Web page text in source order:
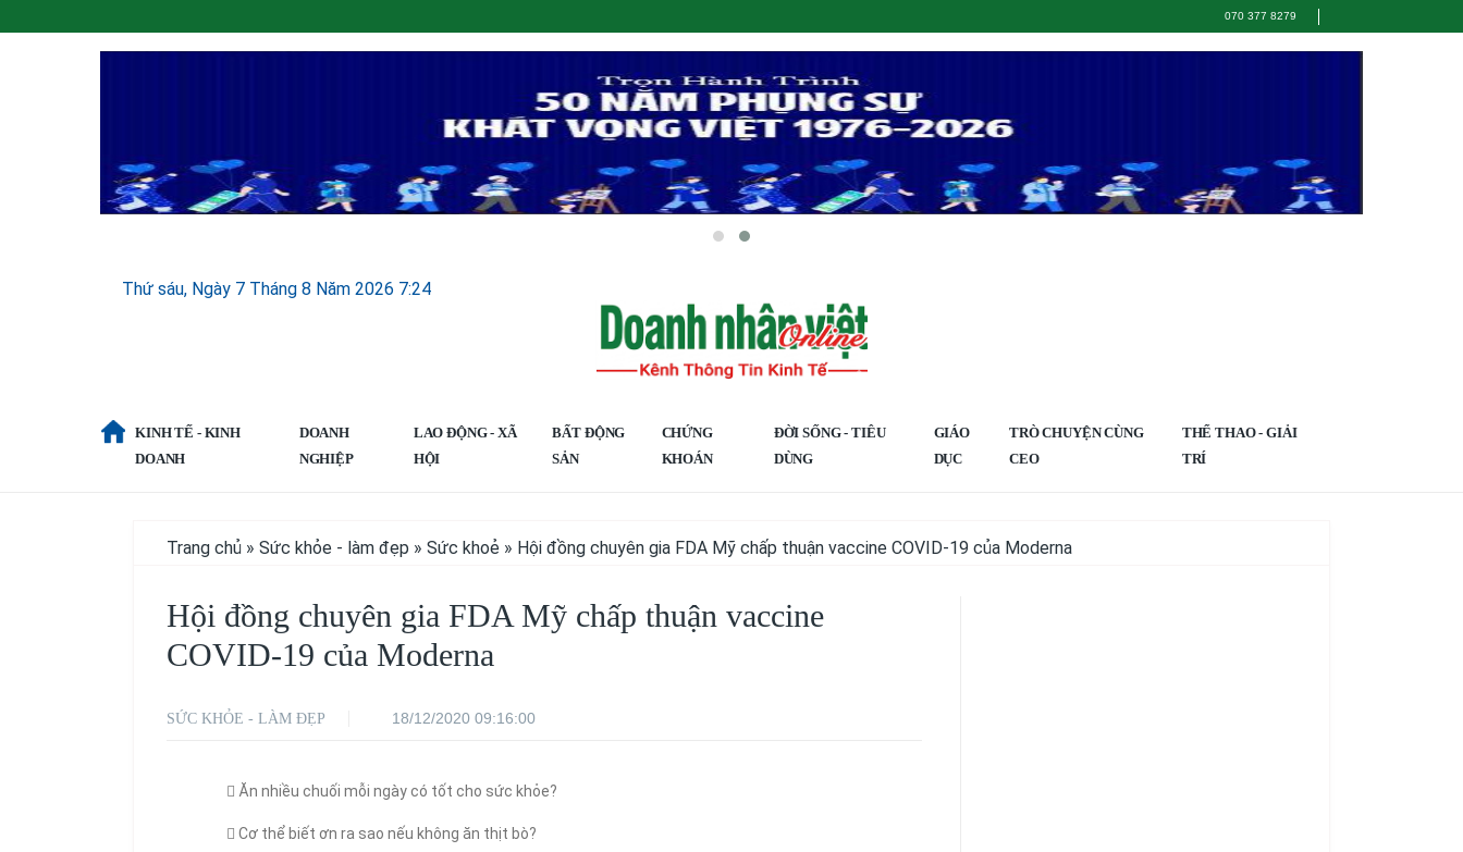
070 377 8279
Thứ sáu, Ngày 7 Tháng 8 Năm 2026 7:24
KINH TẾ - KINH
DOANH
DOANH
NGHIỆP
LAO ĐỘNG - XÃ
HỘI
BẤT ĐỘNG
SẢN
CHỨNG
KHOÁN
ĐỜI SỐNG - TIÊU
DÙNG
GIÁO
DỤC
TRÒ CHUYỆN CÙNG
CEO
THỂ THAO - GIẢI
TRÍ
Trang chủ » Sức khỏe - làm đẹp » Sức khoẻ » Hội đồng chuyên gia FDA Mỹ chấp thuận vaccine COVID-19 của Moderna
Hội đồng chuyên gia FDA Mỹ chấp thuận vaccine
COVID-19 của Moderna
SỨC KHỎE - LÀM ĐẸP 18/12/2020 09:16:00
Ăn nhiều chuối mỗi ngày có tốt cho sức khỏe?
Cơ thể biết ơn ra sao nếu không ăn thịt bò?